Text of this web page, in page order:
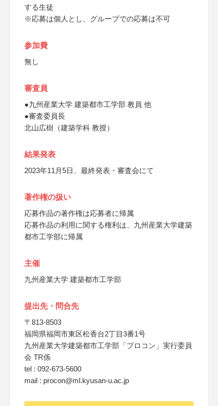
する生徒
※応募は個人とし、グループでの応募は不可
参加費
無し
審査員
●九州産業大学 建築都市工学部 教員 他
●審査委員長
北山広樹（建築学科 教授）
結果発表
2023年11月5日、最終発表・審査会にて
著作権の扱い
応募作品の著作権は応募者に帰属
応募作品の利用に関する権利は、九州産業大学建築
都市工学部に帰属
主催
九州産業大学 建築都市工学部
提出先・問合先
〒813-8503
福岡県福岡市東区松香台2丁目3番1号
九州産業大学建築都市工学部「プロコン」実行委員
会 TR係
tel : 092-673-5600
mail : procon@ml.kyusan-u.ac.jp